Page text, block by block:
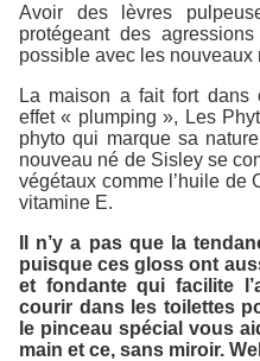
Avoir des lèvres
protégeant des
possible avec les nouveaux
La maison a fait fort dans
effet « plumping », Les
phyto qui marque sa
nouveau né de Sisley se
végétaux comme l’huile de
vitamine E.
Il n’y a pas que la
puisque ces gloss ont
et fondante qui facilite
courir dans les toilettes
le pinceau spécial vous
main et ce, sans miroir.